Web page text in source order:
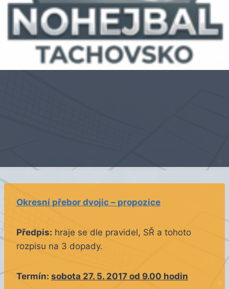
Okresní přebor dvojic – propozice
Předpis: hraje se dle pravidel, SŘ a tohoto
rozpisu na 3 dopady.
Termín: sobota 27. 5. 2017 od 9.00 hodin